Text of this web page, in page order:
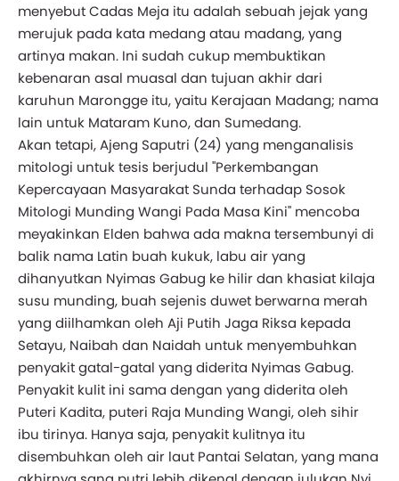
menyebut Cadas Meja itu adalah sebuah jejak yang
merujuk pada kata medang atau madang, yang
artinya makan. Ini sudah cukup membuktikan
kebenaran asal muasal dan tujuan akhir dari
karuhun Marongge itu, yaitu Kerajaan Madang; nama
lain untuk Mataram Kuno, dan Sumedang.
Akan tetapi, Ajeng Saputri (24) yang menganalisis
mitologi untuk tesis berjudul "Perkembangan
Kepercayaan Masyarakat Sunda terhadap Sosok
Mitologi Munding Wangi Pada Masa Kini" mencoba
meyakinkan Elden bahwa ada makna tersembunyi di
balik nama Latin buah kukuk, labu air yang
dihanyutkan Nyimas Gabug ke hilir dan khasiat kilaja
susu munding, buah sejenis duwet berwarna merah
yang diilhamkan oleh Aji Putih Jaga Riksa kepada
Setayu, Naibah dan Naidah untuk menyembuhkan
penyakit gatal-gatal yang diderita Nyimas Gabug.
Penyakit kulit ini sama dengan yang diderita oleh
Puteri Kadita, puteri Raja Munding Wangi, oleh sihir
ibu tirinya. Hanya saja, penyakit kulitnya itu
disembuhkan oleh air laut Pantai Selatan, yang mana